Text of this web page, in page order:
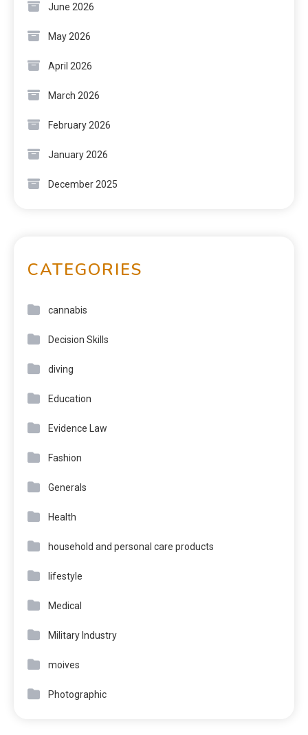
June 2026
May 2026
April 2026
March 2026
February 2026
January 2026
December 2025
CATEGORIES
cannabis
Decision Skills
diving
Education
Evidence Law
Fashion
Generals
Health
household and personal care products
lifestyle
Medical
Military Industry
moives
Photographic